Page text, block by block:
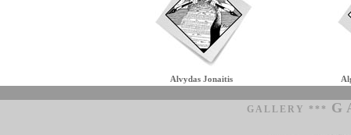
Alvydas Jonaitis
GALLERY ***